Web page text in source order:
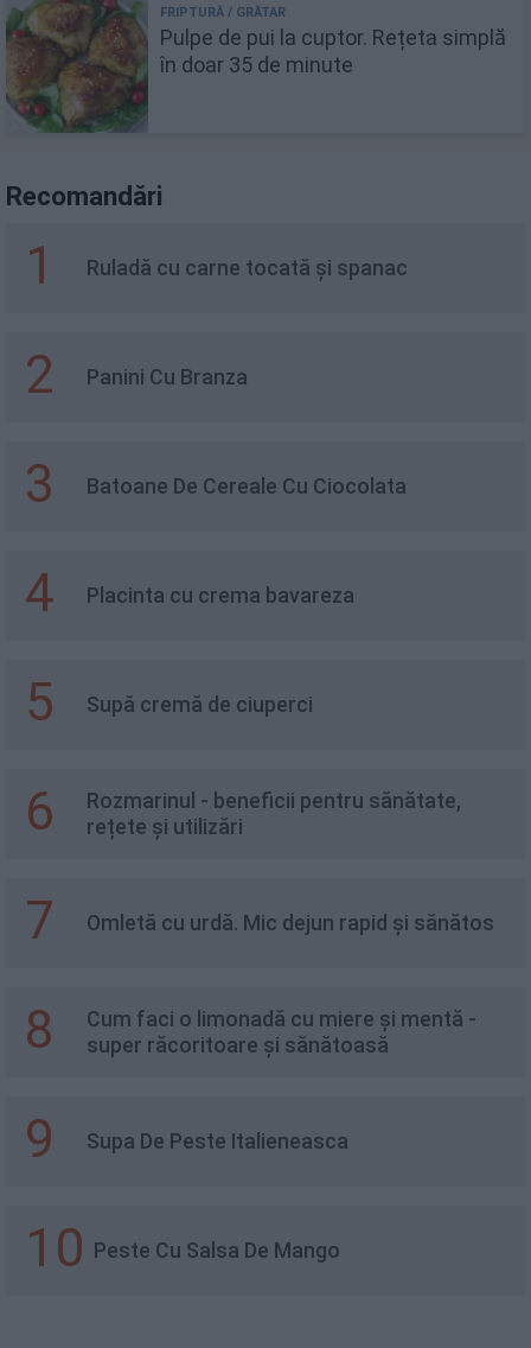
Pulpe de pui la cuptor. Rețeta simplă
în doar 35 de minute
Recomandări
1 Ruladă cu carne tocată și spanac
2 Panini Cu Branza
3 Batoane De Cereale Cu Ciocolata
4 Placinta cu crema bavareza
5 Supă cremă de ciuperci
6
Rozmarinul - beneficii pentru sănătate,
rețete și utilizări
7 Omletă cu urdă. Mic dejun rapid și sănătos
8
Cum faci o limonadă cu miere și mentă -
super răcoritoare și sănătoasă
9 Supa De Peste Italieneasca
10 Peste Cu Salsa De Mango